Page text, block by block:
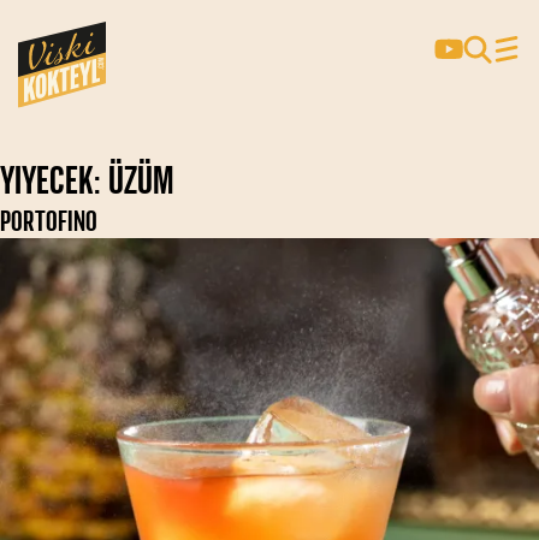
Yiyecek: Üzüm
PORTOFINO